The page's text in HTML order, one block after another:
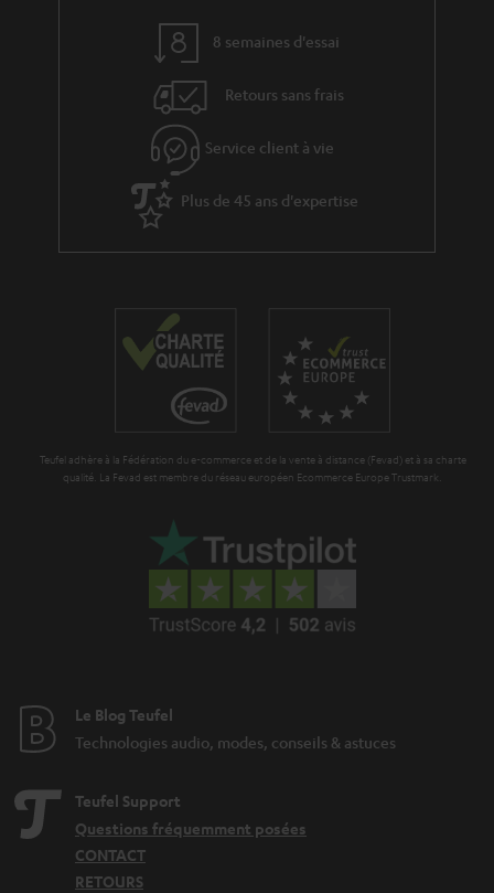
a
r
i
8 semaines d'essai
Retours sans frais
Service client à vie
Plus de 45 ans d'expertise
Teufel adhère à la Fédération du e-commerce et de la vente à distance (Fevad) et à sa charte
qualité. La Fevad est membre du réseau européen Ecommerce Europe Trustmark.
Le Blog Teufel
Technologies audio, modes, conseils & astuces
Teufel Support
Questions fréquemment posées
CONTACT
RETOURS